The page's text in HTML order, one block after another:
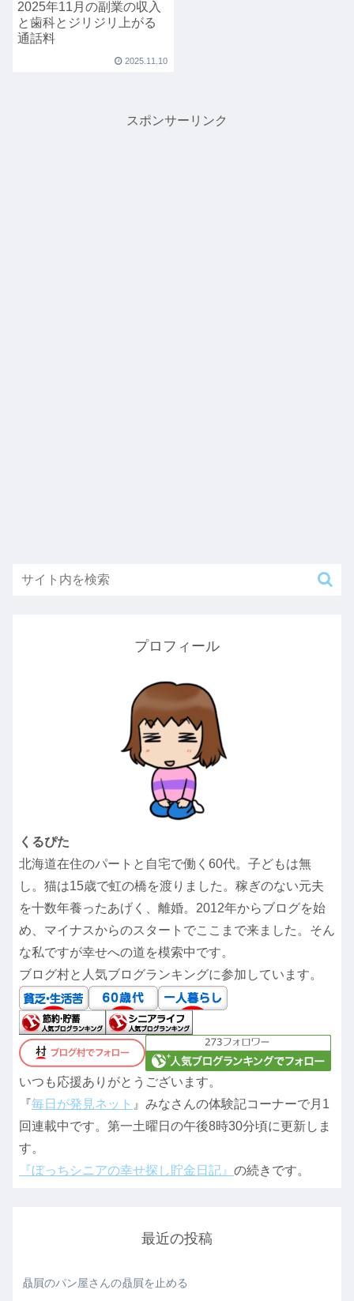
2025年11月の副業の収入
と歯科とジリジリ上がる
通話料
2025.11.10
スポンサーリンク
プロフィール
くるぴた
北海道在住のパートと自宅で働く60代。子どもは無
し。猫は15歳で虹の橋を渡りました。稼ぎのない元夫
を十数年養ったあげく、離婚。2012年からブログを始
め、マイナスからのスタートでここまで来ました。そん
な私ですが幸せへの道を模索中です。
ブログ村と人気ブログランキングに参加しています。
いつも応援ありがとうございます。
『毎日が発見ネット 』みなさんの体験記コーナーで月1
回連載中です。第一土曜日の午後8時30分頃に更新しま
す。
『ぼっちシニアの幸せ探し貯金日記』 の続きです。
最近の投稿
贔屓のパン屋さんの贔屓を止める